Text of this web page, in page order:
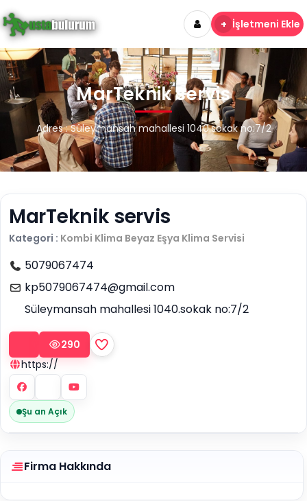
+ İşletmeni Ekle
MarTeknik servis
Adres : Süleymansah mahallesi 1040.sokak no:7/2
MarTeknik servis
Kategori : Kombi Klima Beyaz Eşya Klima Servisi
5079067474
kp5079067474@gmail.com
Süleymansah mahallesi 1040.sokak no:7/2
290
https://
Şu an Açık
Firma Hakkında